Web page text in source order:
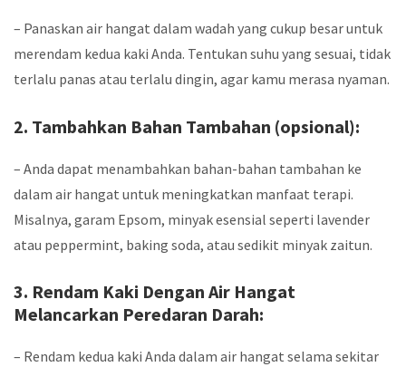
– Panaskan air hangat dalam wadah yang cukup besar untuk
merendam kedua kaki Anda. Tentukan suhu yang sesuai, tidak
terlalu panas atau terlalu dingin, agar kamu merasa nyaman.
2. Tambahkan Bahan Tambahan (opsional):
– Anda dapat menambahkan bahan-bahan tambahan ke
dalam air hangat untuk meningkatkan manfaat terapi.
Misalnya, garam Epsom, minyak esensial seperti lavender
atau peppermint, baking soda, atau sedikit minyak zaitun.
3. Rendam Kaki Dengan Air Hangat
Melancarkan Peredaran Darah:
– Rendam kedua kaki Anda dalam air hangat selama sekitar